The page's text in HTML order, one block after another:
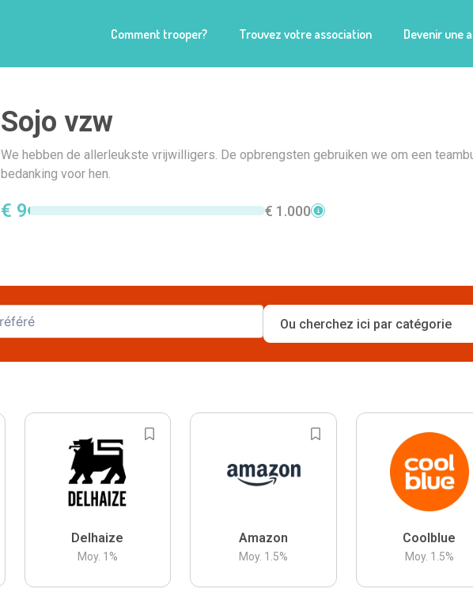
Comment trooper? Trouvez votre association Devenir une
Sojo vzw
We hebben de allerleukste vrijwilligers. De opbrengsten gebruiken we om een
bedanking voor hen.
€ 9 € 1.000
Delhaize
Moy. 1 %
Amazon
Moy. 1.5%
Coolblue
Moy. 1.5%